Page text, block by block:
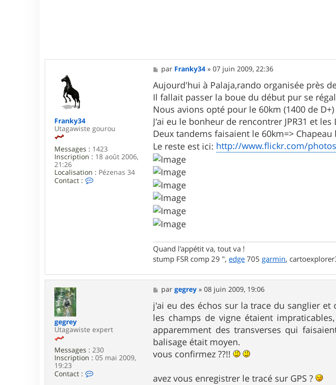
Franky34
Utagawiste gourou
Messages : 1423
Inscription : 18 août 2006,
21:26
Localisation : Pézenas 34
Contact :
n
k
M
e
s
s
a
g
e
par Franky34 »07 juin 2009, 22:36
Aujourd'hui à Palaja,rando organisée près
Il fallait passer la boue du début pur se
Nous avions opté pour le 60km (1400 de D+)
J'ai eu le bonheur de rencontrer JPR31 et les
Deux tandems faisaient le 60km=>
Le reste est ici: http://www.flickr.com/
Quand l'appétit va, tout va !
stump FSR comp 29 ",edge 705 garmin,
gegrey
Utagawiste expert
Messages : 230
Inscription : 05 mai 2009,
19:23
Contact :
M
e
s
s
a
g
e
pargegrey »08 juin 2009, 19:06
j'ai eu des échos sur la trace du sanglier
les champs de vigne étaient
apparemment des transverses qui
balisage était moyen.
vous confirmez ??!!
avez vous enregistrer le tracé sur GPS ?